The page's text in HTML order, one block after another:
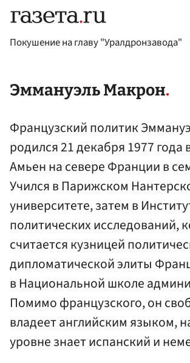
Покушение на главу "Уралдронзавода"
Эммануэль Макрон
Французский политик
родился 21 декабря 1977 года
Амьен на севере Франции в
Учился в Парижском
университете, затем в
политических исследований,
считается кузницей
дипломатической элиты
в Национальной школе
Помимо французского, он
владеет английским языком,
уровне знает испанский и